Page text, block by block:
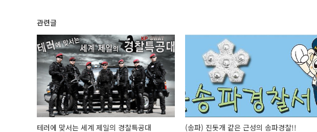
관련글
테러에 맞서는 세계 제일의 경찰특공대
(송파) 진돗개 같은 근성의 송파경찰!!